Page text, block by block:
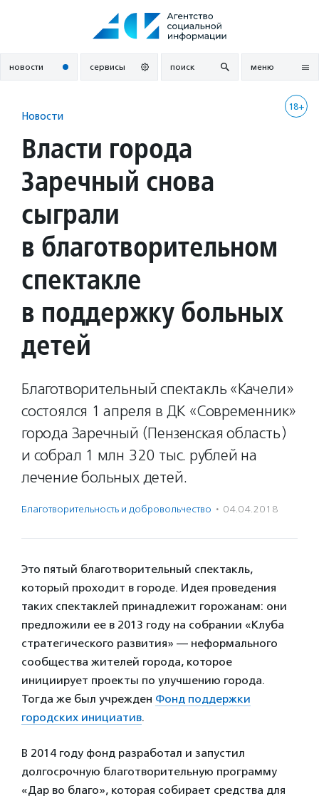
новости сервисы поиск меню
18+
Новости
Власти города
Заречный снова
сыграли
в благотворительном
спектакле
в поддержку больных
детей
Благотворительный спектакль «Качели»
состоялся 1 апреля в ДК «Современник»
города Заречный (Пензенская область)
и собрал 1 млн 320 тыс. рублей на
лечение больных детей.
Благотвори­тель­ность и доброволь­чест­во · 04.04.2018
Это пятый благотворительный спектакль,
который проходит в городе. Идея проведения
таких спектаклей принадлежит горожанам: они
предложили ее в 2013 году на собрании «Клуба
стратегического развития» — неформального
сообщества жителей города, которое
инициирует проекты по улучшению города.
Тогда же был учрежден Фонд поддержки
городских инициатив.
В 2014 году фонд разработал и запустил
долгосрочную благотворительную программу
«Дар во благо», которая собирает средства для